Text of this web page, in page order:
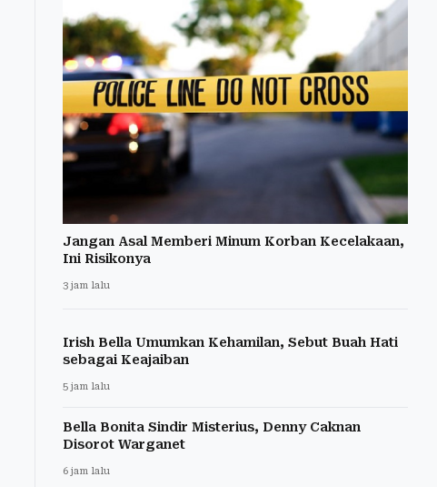
Jangan Asal Memberi Minum Korban Kecelakaan,
Ini Risikonya
3 jam lalu
Irish Bella Umumkan Kehamilan, Sebut Buah Hati
sebagai Keajaiban
5 jam lalu
Bella Bonita Sindir Misterius, Denny Caknan
Disorot Warganet
6 jam lalu